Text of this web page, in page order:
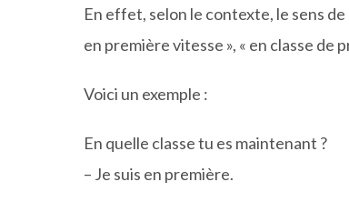
En effet, selon le contexte, le sens
en première vitesse », « en classe de
Voici un exemple :
En quelle classe tu es maintenant ?
– Je suis en première.